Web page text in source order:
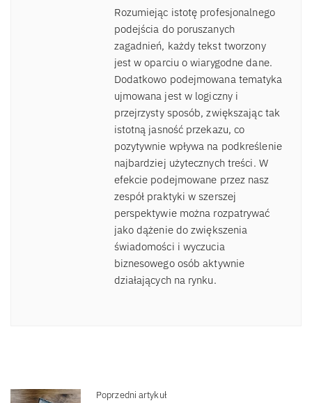
Rozumiejąc istotę profesjonalnego
podejścia do poruszanych
zagadnień, każdy tekst tworzony
jest w oparciu o wiarygodne dane.
Dodatkowo podejmowana tematyka
ujmowana jest w logiczny i
przejrzysty sposób, zwiększając tak
istotną jasność przekazu, co
pozytywnie wpływa na podkreślenie
najbardziej użytecznych treści. W
efekcie podejmowane przez nasz
zespół praktyki w szerszej
perspektywie można rozpatrywać
jako dążenie do zwiększenia
świadomości i wyczucia
biznesowego osób aktywnie
działających na rynku.
Poprzedni artykuł